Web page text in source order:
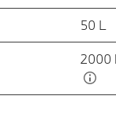
50 L
2000